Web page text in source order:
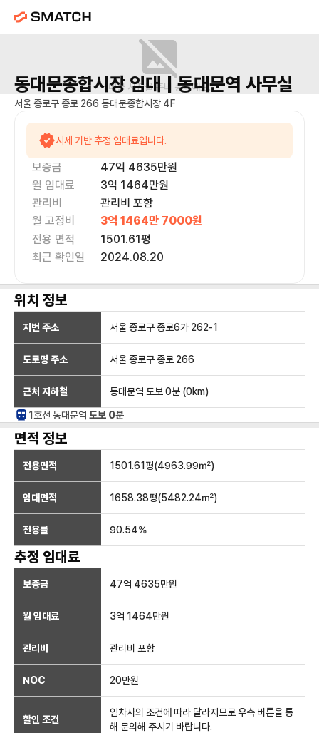
매물 사진을 준비 중이에요.
동대문종합시장임대 | 동대문역 사무실
서울 종로구 종로 266 동대문종합시장 4F
시세 기반 추정 임대료입니다.
보증금 47억 4635만원
월 임대료
3억 1464만원
관리비
관리비 포함
월 고정비
3억 1464만 7000원
전용 면적
1501.61평
최근 확인일
2024.08.20
위치 정보
지번 주소 서울 종로구 종로6가 262-1
도로명 주소 서울 종로구 종로 266
근처 지하철 동대문역 도보 0분 (0km)
1호선 동대문역 도보 0분
면적 정보
전용면적 1501.61평(4963.99㎡)
임대면적 1658.38평(5482.24㎡)
전용률 90.54%
추정 임대료
보증금 47억 4635만원
월 임대료 3억 1464만원
관리비 관리비 포함
NOC 20만원
할인 조건
임차사의 조건에 따라 달라지므로 우측 버튼을 통
해 문의해 주시기 바랍니다.